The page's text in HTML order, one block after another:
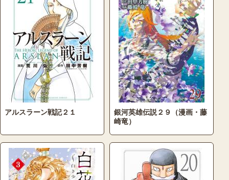
アルスラーン戦記２１
銀河英雄伝説２９（漫画・藤
崎竜）